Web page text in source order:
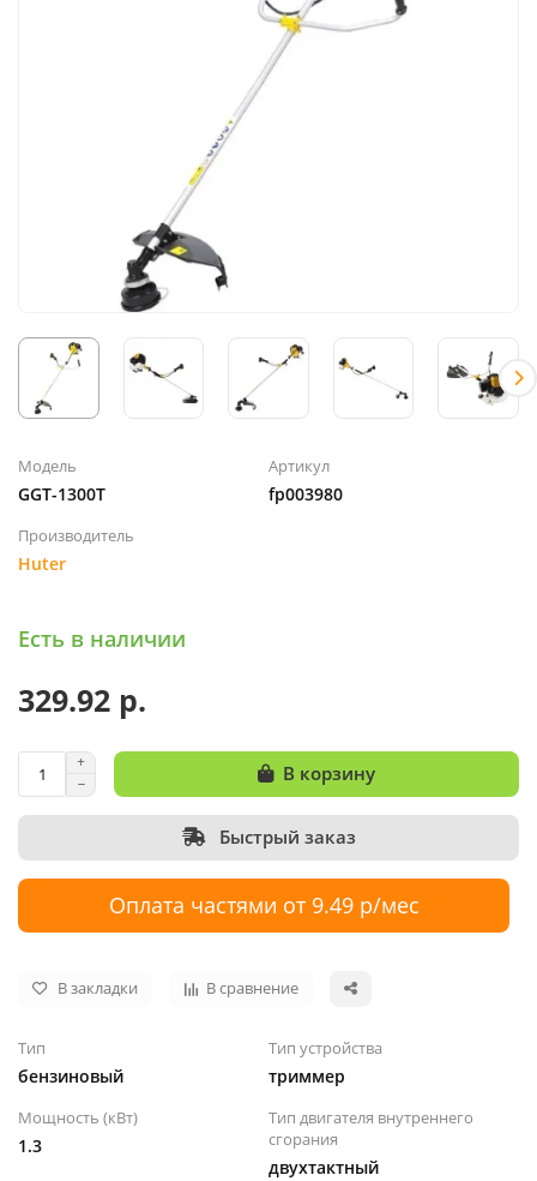
Модель
GGT-1300T
Артикул
fp003980
Производитель
Huter
Есть в наличии
329.92 р.
В корзину
Быстрый заказ
Оплата частями от 9.49 р/мес
В закладки В сравнение
Тип
бензиновый
Тип устройства
триммер
Мощность (кВт)
1.3
Тип двигателя внутреннего
сгорания
двухтактный